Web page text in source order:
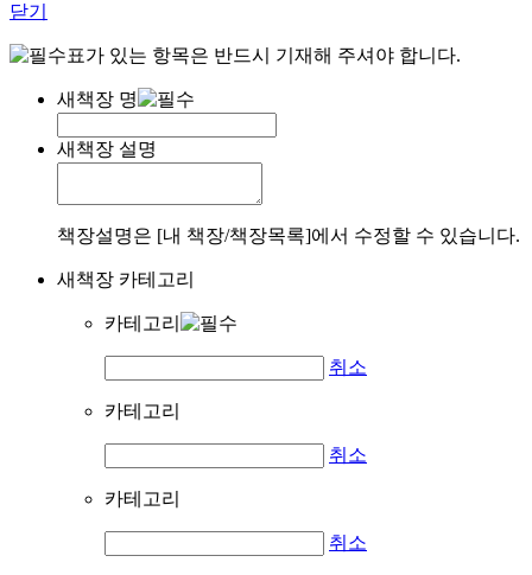
닫기
표가 있는 항목은 반드시 기재해 주셔야 합니다.
새책장 명
새책장 설명
책장설명은 [내 책장/책장목록]에서 수정할 수 있습니다.
새책장 카테고리
카테고리
취소
카테고리
취소
카테고리
취소